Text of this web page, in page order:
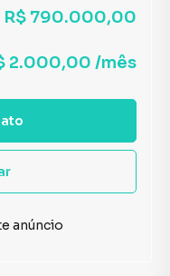
R$ 790.000,00
2.000,00 /mês
anúncio